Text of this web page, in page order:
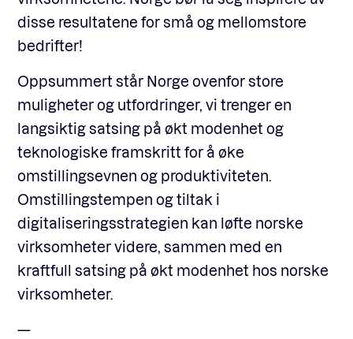
disse resultatene for små og mellomstore
bedrifter!
Oppsummert står Norge ovenfor store
muligheter og utfordringer, vi trenger en
langsiktig satsing på økt modenhet og
teknologiske framskritt for å øke
omstillingsevnen og produktiviteten.
Omstillingstempen og tiltak i
digitaliseringsstrategien kan løfte norske
virksomheter videre, sammen med en
kraftfull satsing på økt modenhet hos norske
virksomheter.
—